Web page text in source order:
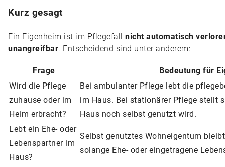
Kurz gesagt
Ein Eigenheim ist im Pflegefall nicht automatisch
unangreifbar. Entscheidend sind unter anderem:
Frage
Bedeutung für
Wird die Pflege
zuhause oder im
Heim erbracht?
Bei ambulanter Pflege lebt die
im Haus. Bei stationärer Pflege stellt
Haus noch selbst genutzt wird.
Lebt ein Ehe- oder
Lebenspartner im
Haus?
Selbst genutztes Wohneigentum
solange Ehe- oder eingetragene